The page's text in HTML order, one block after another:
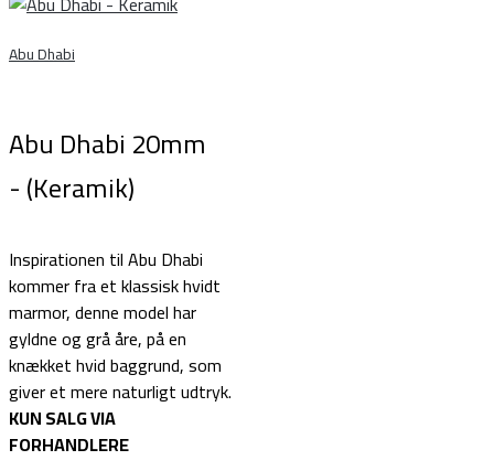
Abu Dhabi
Abu Dhabi 20mm
- (Keramik)
Inspirationen til Abu Dhabi
kommer fra et klassisk hvidt
marmor, denne model har
gyldne og grå åre, på en
knækket hvid baggrund, som
giver et mere naturligt udtryk.
KUN SALG VIA
FORHANDLERE